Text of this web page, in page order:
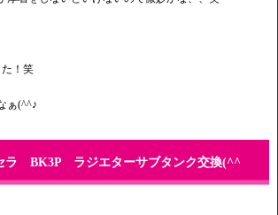
！笑
ぁ(^^♪
ラ BK3P ラジエターサブタンク交換(^^